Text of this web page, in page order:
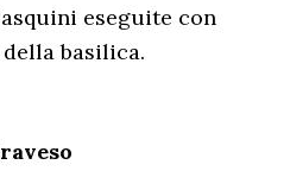
eseguite con
basilica.